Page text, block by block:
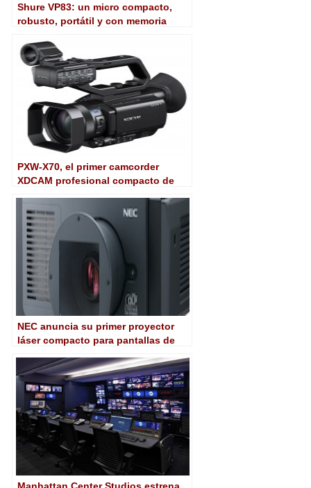
Shure VP83: un micro compacto,
robusto, portátil y con memoria
cámaras DSLR
PXW-X70, el primer camcorder
XDCAM profesional compacto de
NEC anuncia su primer proyector
láser compacto para pantallas de
Manhattan Center Studios estrena